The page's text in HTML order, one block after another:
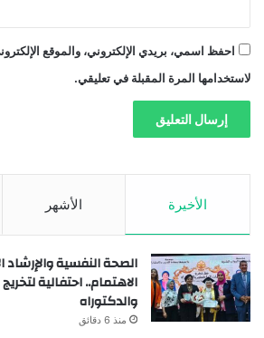
احفظ اسمي، بريدي الإلكتروني، والموقع
لاستخدامها المرة المقبلة في تعليقي.
الأخيرة الأشهر
الصحة النفسية
الاهتمام.. احتفالية
والدكتوراه
منذ 6 دقائق